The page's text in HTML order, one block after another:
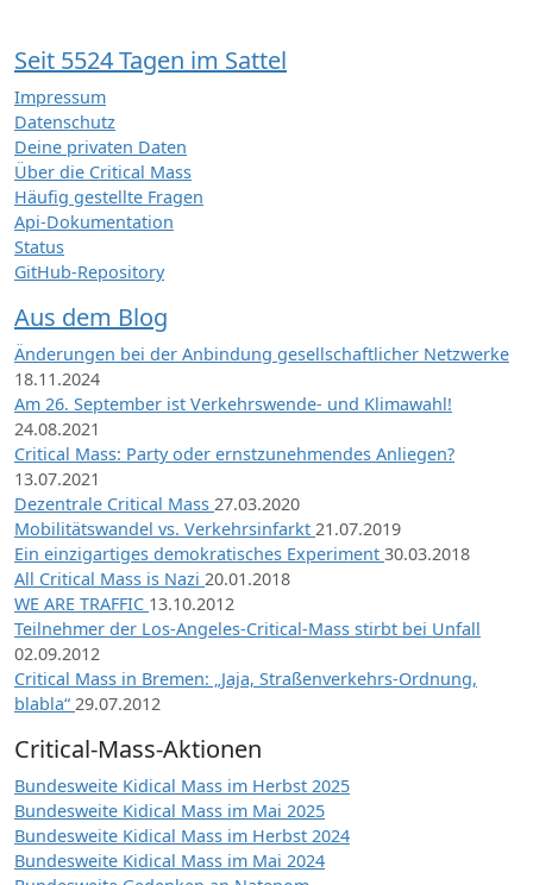
Seit 5524 Tagen im Sattel
Impressum
Datenschutz
Deine privaten Daten
Über die Critical Mass
Häufig gestellte Fragen
Api-Dokumentation
Status
GitHub-Repository
Aus dem Blog
Änderungen bei der Anbindung gesellschaftlicher Netzwerke
18.11.2024
Am 26. September ist Verkehrswende- und Klimawahl!
24.08.2021
Critical Mass: Party oder ernstzunehmendes Anliegen?
13.07.2021
Dezentrale Critical Mass 27.03.2020
Mobilitätswandel vs. Verkehrsinfarkt 21.07.2019
Ein einzigartiges demokratisches Experiment 30.03.2018
All Critical Mass is Nazi 20.01.2018
WE ARE TRAFFIC 13.10.2012
Teilnehmer der Los-Angeles-Critical-Mass stirbt bei Unfall
02.09.2012
Critical Mass in Bremen: „Jaja, Straßenverkehrs-Ordnung,
blabla“ 29.07.2012
Critical-Mass-Aktionen
Bundesweite Kidical Mass im Herbst 2025
Bundesweite Kidical Mass im Mai 2025
Bundesweite Kidical Mass im Herbst 2024
Bundesweite Kidical Mass im Mai 2024